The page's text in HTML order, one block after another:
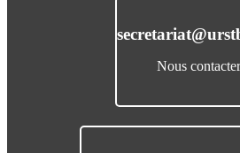
Nous contacter